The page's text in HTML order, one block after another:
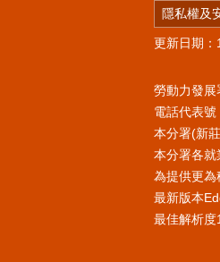
隱私權及
更新日期
勞動力發展
電話代表
本分署(新
本分署各
為提供更為
最新版本
最佳解析